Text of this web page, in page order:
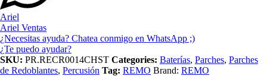
Ariel
Ariel Ventas
¿Necesitas ayuda? Chatea conmigo en WhatsApp ;)
¿Te puedo ayudar?
SKU: PR.RECR0014CHST Categories: Baterías, Parches, Parches
de Redoblantes, Percusión Tag: REMO Brand: REMO